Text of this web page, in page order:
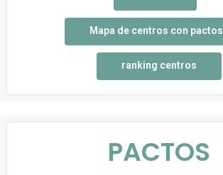
Mapa de centros con pactos
ranking centros
PACTOS